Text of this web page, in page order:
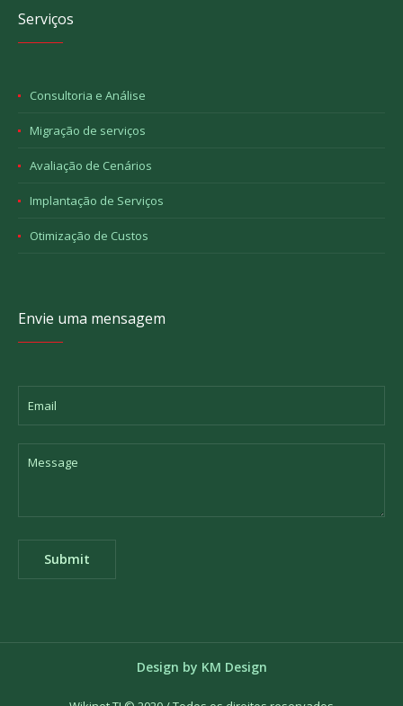
Serviços
Consultoria e Análise
Migração de serviços
Avaliação de Cenários
Implantação de Serviços
Otimização de Custos
Envie uma mensagem
Design by KM Design